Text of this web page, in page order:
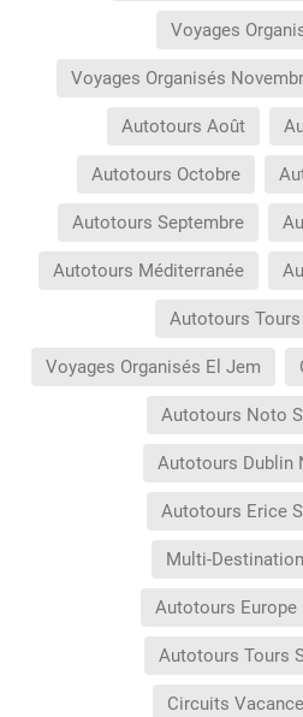
Voyages
Voyages Organisés
Autotours Août
Autotours Octobre
Autotours Septembre
Autotours Méditerranée
Autotours
Voyages Organisés El Jem
Autotours Noto
Autotours Dublin
Autotours Erice
Multi-
Autotours Europe
Autotours Tours
Circuits